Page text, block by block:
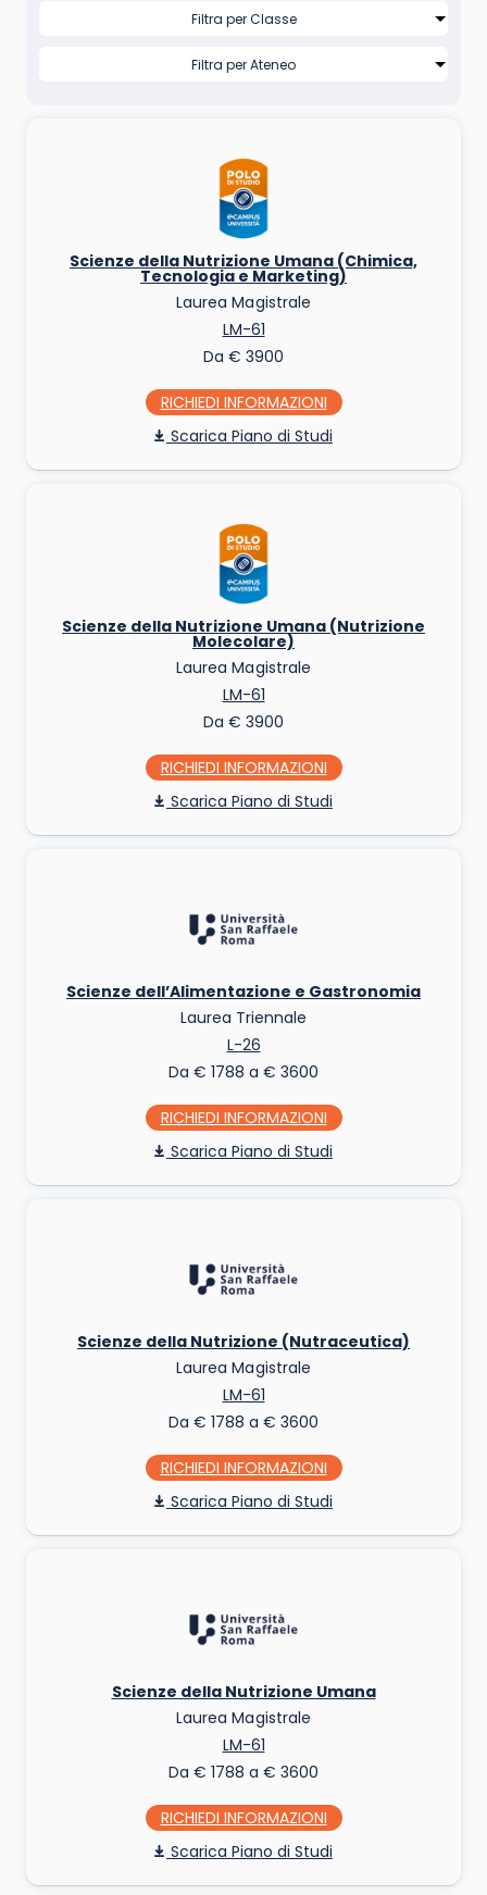
Scienze della Nutrizione Umana (Chimica,
Tecnologia e Marketing)
Laurea Magistrale
LM-61
Da € 3900
RICHIEDI INFO
Piano di Studi
Scienze della Nutrizione Umana (Nutrizione
Molecolare)
Laurea Magistrale
LM-61
Da € 3900
RICHIEDI INFO
Piano di Studi
Scienze dell’Alimentazione e Gastronomia
Laurea Triennale
L-26
Da € 1788 a € 3600
RICHIEDI INFO
Piano di Studi
Scienze della Nutrizione (Nutraceutica)
Laurea Magistrale
LM-61
Da € 1788 a € 3600
RICHIEDI INFO
Piano di Studi
Scienze della Nutrizione Umana
Laurea Magistrale
LM-61
Da € 1788 a € 3600
RICHIEDI INFO
Piano di Studi